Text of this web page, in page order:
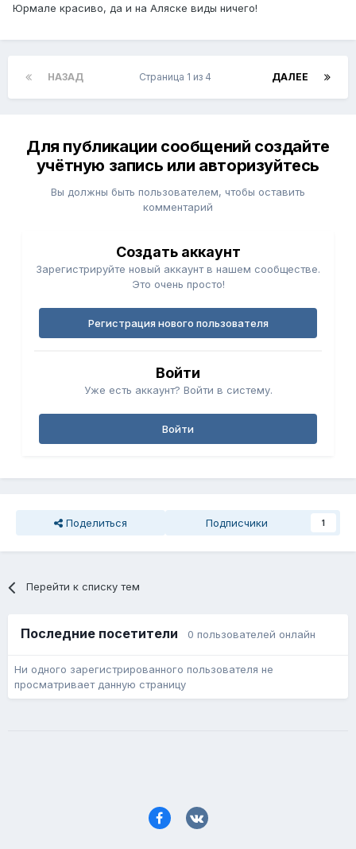
Юрмале красиво, да и на Аляске виды ничего!
НАЗАД ДАЛЕЕ
Страница 1 из 4
Для публикации сообщений создайте
учётную запись или авторизуйтесь
Вы должны быть пользователем, чтобы оставить
комментарий
Создать аккаунт
Зарегистрируйте новый аккаунт в нашем сообществе.
Это очень просто!
Регистрация нового пользователя
Войти
Уже есть аккаунт? Войти в систему.
Войти
Поделиться Подписчики 1
Перейти к списку тем
Последние посетители 0 пользователей онлайн
Ни одного зарегистрированного пользователя не
просматривает данную страницу